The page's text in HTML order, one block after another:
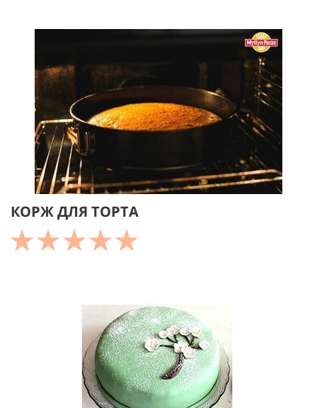
КОРЖ ДЛЯ ТОРТА